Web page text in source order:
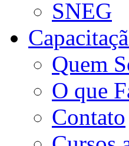
SNEG
Quem
O que
Contato